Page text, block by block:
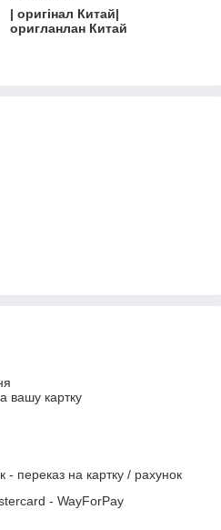
| оригінал Китай|
оригланлан Китай
вашу картку
- переказ на картку / рахунок
- WayForPay